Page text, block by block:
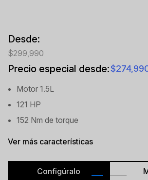
Desde:
$299,990
Precio especial desde:
Motor 1.5L
121 HP
152 Nm de torque
Ver más características
Configúralo